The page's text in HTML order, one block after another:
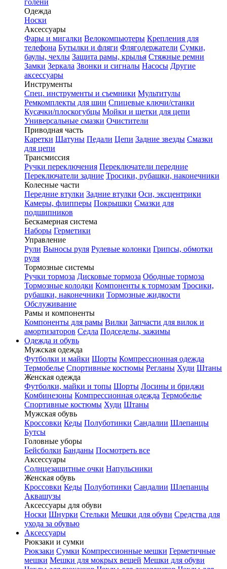
голени
Одежда
Носки
Аксессуары
Фары и мигалки Велокомпьютеры Крепления для
телефона Бутылки и фляги Флягодержатели Сумки,
баулы, чехлы Защита рамы, крылья Стяжные ремни
Замки Зеркала Звонки и сигналы Насосы Другие
аксессуары
Инструменты
Спец. инструменты и съемники Мультитулы
Ремкомплекты для шин Спицевые ключи/станки
Кусачки/плоскогубцы Мойки и щетки для цепи
Универсальные смазки Очистители
Приводная часть
Каретки Шатуны Педали Цепи Задние звезды Смазки
для цепи
Трансмиссия
Ручки переключения Переключатели передние
Переключатели задние Тросики, рубашки, наконечники
Колесные части
Передние втулки Задние втулки Оси, эксцентрики
Камеры, флипперы Покрышки Смазки для
подшипников
Бескамерная система
Наборы Герметики
Управление
Рули Выносы руля Рулевые колонки Грипсы, обмотки
руля
Тормозные системы
Ручки тормоза Дисковые тормоза Ободные тормоза
Тормозные колодки Компоненты к тормозам Тросики,
рубашки, наконечники Тормозные жидкости
Обслуживание
Рамы и компоненты
Компоненты для рамы Вилки Запчасти для вилок и
амортизаторов Седла Подседелы, зажимы
Одежда и обувь
Мужская одежда
Футболки и майки Шорты Компрессионная одежда
Термобелье Спортивные костюмы Регланы Худи Штаны
Женская одежда
Футболки, майки и топы Шорты Лосины и бриджи
Комбинезоны Компрессионная одежда Термобелье
Спортивные костюмы Худи Штаны
Мужская обувь
Кроссовки Кеды Полуботинки Сандалии Шлепанцы
Бутсы
Головные уборы
Бейсболки Банданы Посмотреть все
Аксессуары
Солнцезащитные очки Напульсники
Женская обувь
Кроссовки Кеды Полуботинки Сандалии Шлепанцы
Аквашузы
Аксессуары для обуви
Носки Шнурки Стельки Мешки для обуви Средства для
ухода за обувью
Аксессуары
Рюкзаки и сумки
Рюкзаки Сумки Компрессионные мешки Герметичные
мешки Мешки для мокрых вещей Мешки для обуви